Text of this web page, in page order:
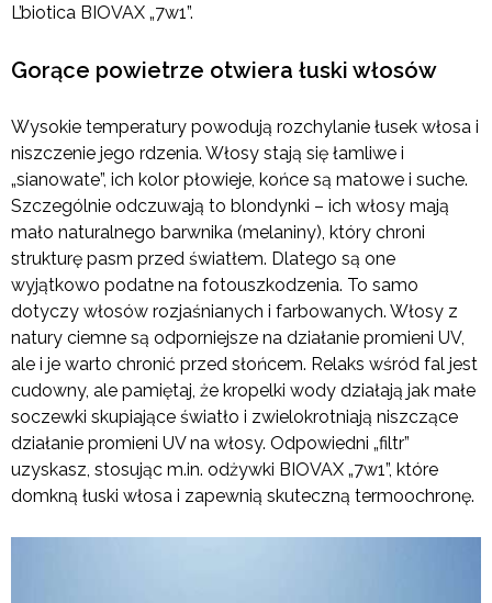
L’biotica BIOVAX „7w1”.
Gorące powietrze otwiera łuski włosów
Wysokie temperatury powodują rozchylanie łusek włosa i
niszczenie jego rdzenia. Włosy stają się łamliwe i
„sianowate”, ich kolor płowieje, końce są matowe i suche.
Szczególnie odczuwają to blondynki – ich włosy mają
mało naturalnego barwnika (melaniny), który chroni
strukturę pasm przed światłem. Dlatego są one
wyjątkowo podatne na fotouszkodzenia. To samo
dotyczy włosów rozjaśnianych i farbowanych. Włosy z
natury ciemne są odporniejsze na działanie promieni UV,
ale i je warto chronić przed słońcem. Relaks wśród fal jest
cudowny, ale pamiętaj, że kropelki wody działają jak małe
soczewki skupiające światło i zwielokrotniają niszczące
działanie promieni UV na włosy. Odpowiedni „filtr”
uzyskasz, stosując m.in. odżywki BIOVAX „7w1”, które
domkną łuski włosa i zapewnią skuteczną termoochronę.